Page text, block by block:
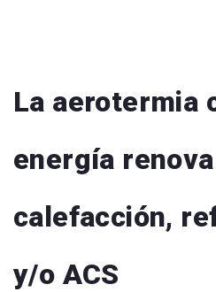
La aerotermia
energía
calefacción,
y/o ACS